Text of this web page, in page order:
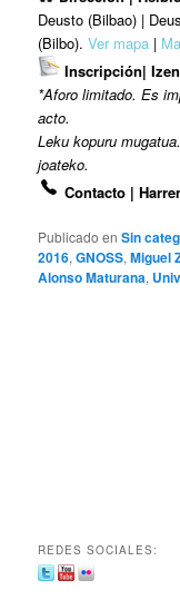
Deusto (Bilbao) |
(Bilbo).Ver mapa |
Inscripción|
*Aforo limitado. Es
acto.
Leku kopuru
joateko.
Contacto |
Publicado en Sin
2016,GNOSS,Miguel
Alonso Maturana,
REDES SOCIALES: